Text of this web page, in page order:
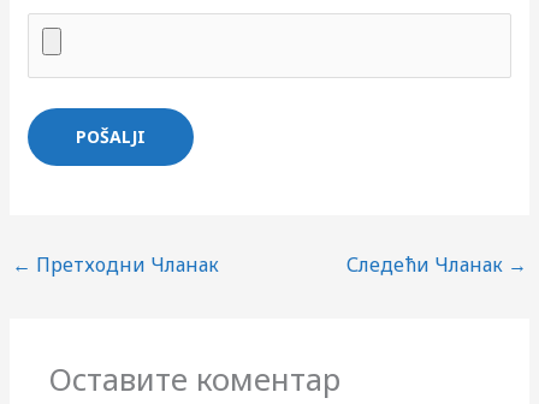
← Претходни Чланак Следећи Чланак →
Оставите коментар